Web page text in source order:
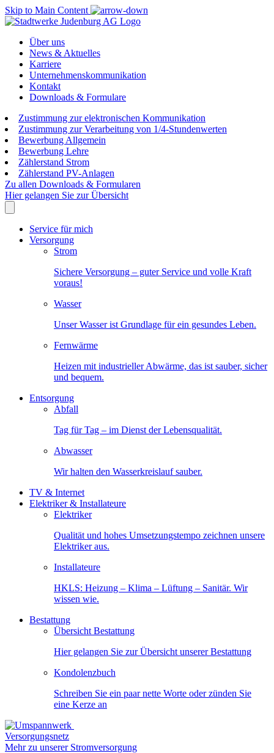
Skip to Main Content
Über uns
News & Aktuelles
Karriere
Unternehmenskommunikation
Kontakt
Downloads & Formulare
Zustimmung zur elektronischen Kommunikation
Zustimmung zur Verarbeitung von 1/4-Stundenwerten
Bewerbung Allgemein
Bewerbung Lehre
Zählerstand Strom
Zählerstand PV-Anlagen
Zu allen Downloads & Formularen
Hier gelangen Sie zur Übersicht
Service für mich
Versorgung
Strom
Sichere Versorgung – guter Service und volle Kraft
voraus!
Wasser
Unser Wasser ist Grundlage für ein gesundes Leben.
Fernwärme
Heizen mit industrieller Abwärme, das ist sauber, sicher
und bequem.
Entsorgung
Abfall
Tag für Tag – im Dienst der Lebensqualität.
Abwasser
Wir halten den Wasserkreislauf sauber.
TV & Internet
Elektriker & Installateure
Elektriker
Qualität und hohes Umsetzungstempo zeichnen unsere
Elektriker aus.
Installateure
HKLS: Heizung – Klima – Lüftung – Sanitär. Wir
wissen wie.
Bestattung
Übersicht Bestattung
Hier gelangen Sie zur Übersicht unserer Bestattung
Kondolenzbuch
Schreiben Sie ein paar nette Worte oder zünden Sie
eine Kerze an
Versorgungsnetz
Mehr zu unserer Stromversorgung